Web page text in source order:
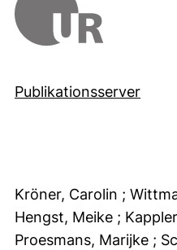
Publikationsserver
Kröner, Carolin ;
Hengst, Meike ;
Proesmans, Marijke ;